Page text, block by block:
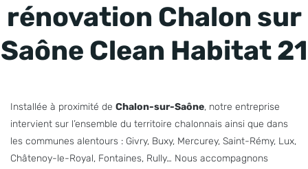
rénovation Chalon sur
Saône Clean Habitat 21
Installée à proximité de Chalon-sur-Saône, notre entreprise
intervient sur l’ensemble du territoire chalonnais ainsi que dans
les communes alentours : Givry, Buxy, Mercurey, Saint-Rémy, Lux,
Châtenoy-le-Royal, Fontaines, Rully… Nous accompagnons